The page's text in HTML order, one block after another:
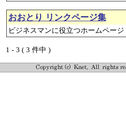
おおとり リンクページ集
ビジネスマンに役立つホームページ
1 - 3 ( 3 件中 )